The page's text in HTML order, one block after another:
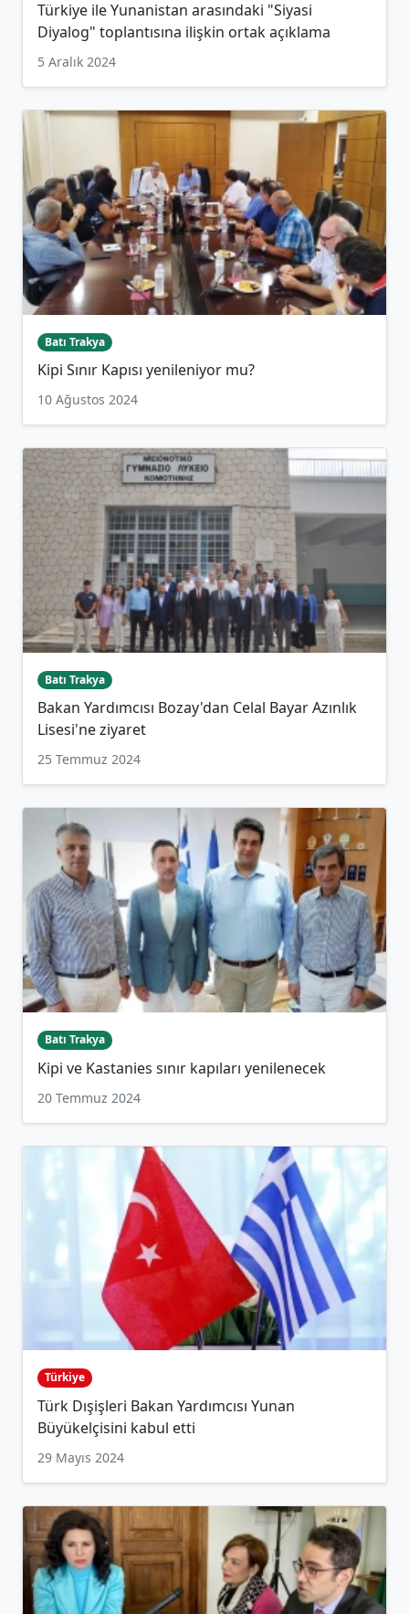
Türkiye ile Yunanistan arasındaki "Siyasi
Diyalog" toplantısına ilişkin ortak açıklama
5 Aralık 2024
Batı Trakya
Kipi Sınır Kapısı yenileniyor mu?
10 Ağustos 2024
Batı Trakya
Bakan Yardımcısı Bozay'dan Celal Bayar Azınlık
Lisesi'ne ziyaret
25 Temmuz 2024
Batı Trakya
Kipi ve Kastanies sınır kapıları yenilenecek
20 Temmuz 2024
Türkiye
Türk Dışişleri Bakan Yardımcısı Yunan
Büyükelçisini kabul etti
29 Mayıs 2024